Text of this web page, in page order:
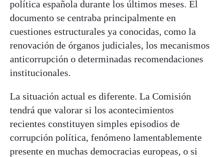
política española durante los últimos meses. El
documento se centraba principalmente en
cuestiones estructurales ya conocidas, como la
renovación de órganos judiciales, los mecanismos
anticorrupción o determinadas recomendaciones
institucionales.
La situación actual es diferente. La Comisión
tendrá que valorar si los acontecimientos
recientes constituyen simples episodios de
corrupción política, fenómeno lamentablemente
presente en muchas democracias europeas, o si